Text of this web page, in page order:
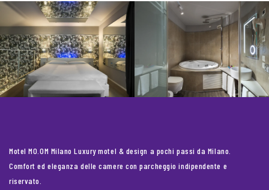
Motel MO.OM Milano Luxury motel & design a pochi passi da Milano.
Comfort ed eleganza delle camere con parcheggio indipendente e
riservato.